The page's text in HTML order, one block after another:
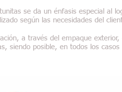
se da un énfasis especial al
según las necesidades del
a través del empaque
siendo posible, en todos los